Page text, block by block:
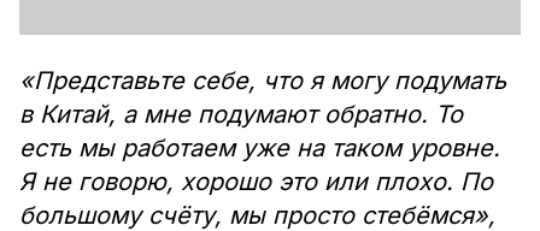
«Представьте себе, что я могу подумать
в Китай, а мне подумают обратно. То
есть мы работаем уже на таком уровне.
Я не говорю, хорошо это или плохо. По
большому счёту, мы просто стебёмся»,